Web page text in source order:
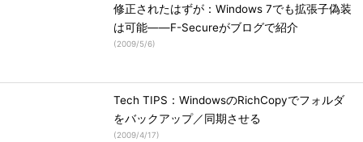
修正されたはずが：Windows 7でも拡張子偽装
は可能――F-Secureがブログで紹介
(2009/5/6)
Tech TIPS：WindowsのRichCopyでフォルダ
をバックアップ／同期させる
(2009/4/17)